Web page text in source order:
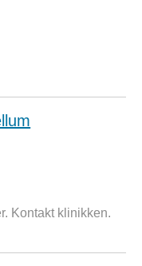
Kontakt klinikken.